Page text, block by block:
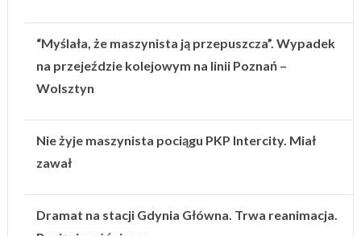
“Myślała, że maszynista ją przepuszcza”. Wypadek
na przejeździe kolejowym na linii Poznań –
Wolsztyn
Nie żyje maszynista pociągu PKP Intercity. Miał
zawał
Dramat na stacji Gdynia Główna. Trwa reanimacja.